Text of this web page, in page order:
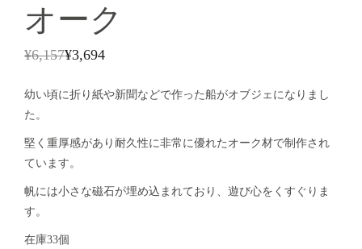
オーク
¥6,157¥3,694
幼い頃に折り紙や新聞などで作った船がオブジェになりまし
た。
堅く重厚感があり耐久性に非常に優れたオーク材で制作され
ています。
帆には小さな磁石が埋め込まれており、遊び心をくすぐりま
す。
在庫33個